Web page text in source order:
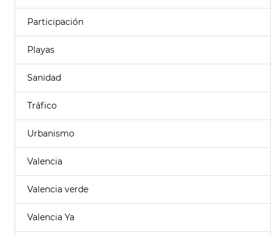
Participación
Playas
Sanidad
Tráfico
Urbanismo
Valencia
Valencia verde
Valencia Ya